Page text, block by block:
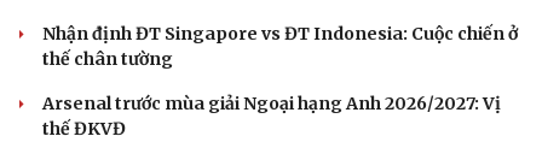
Nhận định ĐT Singapore vs ĐT Indonesia: Cuộc chiến ở
thế chân tường
Arsenal trước mùa giải Ngoại hạng Anh 2026/2027: Vị
thế ĐKVĐ